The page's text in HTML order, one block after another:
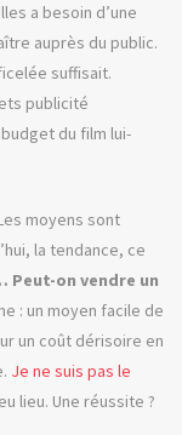
a besoin d’une
auprès du public.
suffisait.
publicité
du film lui-
moyens sont
la tendance, ce
on vendre un
: un moyen facile de
un coût dérisoire en
Je ne suis pas le
lieu. Une réussite ?